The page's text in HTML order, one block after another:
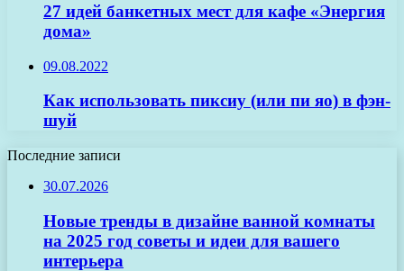
27 идей банкетных мест для кафе «Энергия
дома»
09.08.2022
Как использовать пиксиу (или пи яо) в фэн-
шуй
Последние записи
30.07.2026
Новые тренды в дизайне ванной комнаты
на 2025 год советы и идеи для вашего
интерьера